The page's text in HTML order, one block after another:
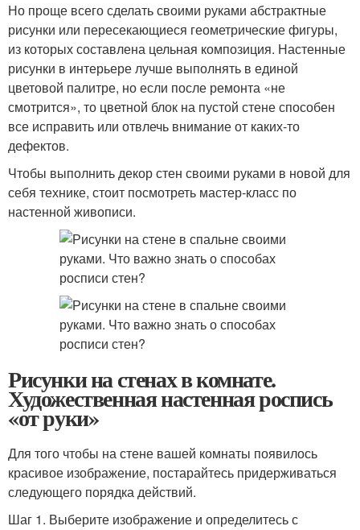
Но проще всего сделать своими руками абстрактные
рисунки или пересекающиеся геометрические фигуры,
из которых составлена цельная композиция. Настенные
рисунки в интерьере лучше выполнять в единой
цветовой палитре, но если после ремонта «не
смотрится», то цветной блок на пустой стене способен
все исправить или отвлечь внимание от каких-то
дефектов.
Чтобы выполнить декор стен своими руками в новой для
себя технике, стоит посмотреть мастер-класс по
настенной живописи.
Рисунки на стенах в комнате.
Художественная настенная роспись
«от руки»
Для того чтобы на стене вашей комнаты появилось
красивое изображение, постарайтесь придерживаться
следующего порядка действий.
Шаг 1. Выберите изображение и определитесь с